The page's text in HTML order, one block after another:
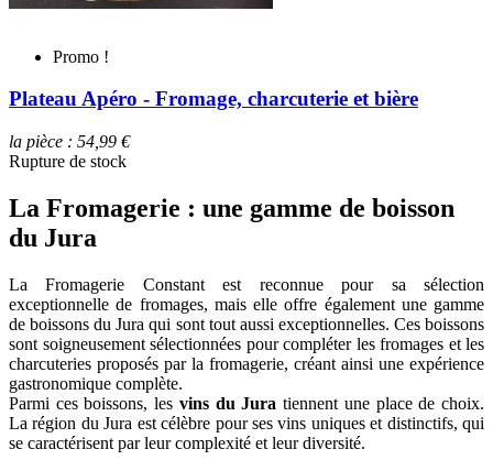
Promo !
Plateau Apéro - Fromage, charcuterie et bière
la pièce : 54,99 €
Rupture de stock
La Fromagerie : une gamme de boisson
du Jura
La Fromagerie Constant est reconnue pour sa sélection
exceptionnelle de fromages, mais elle offre également une gamme
de boissons du Jura qui sont tout aussi exceptionnelles. Ces boissons
sont soigneusement sélectionnées pour compléter les fromages et les
charcuteries proposés par la fromagerie, créant ainsi une expérience
gastronomique complète.
Parmi ces boissons, les vins du Jura tiennent une place de choix.
La région du Jura est célèbre pour ses vins uniques et distinctifs, qui
se caractérisent par leur complexité et leur diversité.